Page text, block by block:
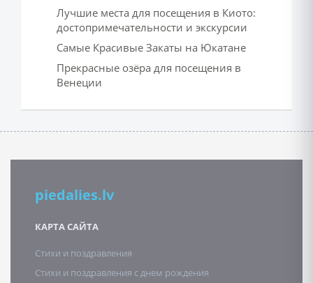
Лучшие места для посещения в Киото:
достопримечательности и экскурсии
Самые Красивые Закаты на Юкатане
Прекрасные озёра для посещения в
Венеции
piedalies.lv
КАРТА САЙТА
Стихи и поздравления
Стихи и поздравления с днем рождения